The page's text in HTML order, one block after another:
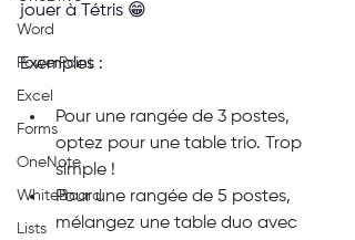
Word
PowerPoint
Excel
Forms
OneNote
WhiteBoard
Lists
jouer à Tétris 😁
Exemples :
Pour une rangée de 3 postes,
optez pour une table trio. Trop
simple !
Pour une rangée de 5 postes,
mélangez une table duo avec